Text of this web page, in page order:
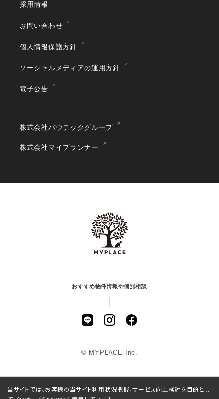
採用情報
お問い合わせ
個人情報保護方針
ソーシャルメディアの運用方針
電子公告
株式会社バウテックグループ
株式会社マイプランナー
おすすめ物件情報や個別相談
© MYPLACE Inc.
当サイトでは、お客様の当サイト利用状況把握、サービス向上検討を目的とし